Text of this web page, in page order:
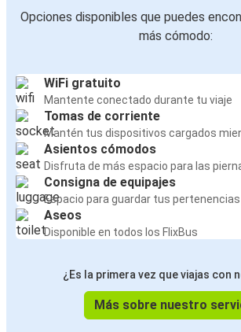
Opciones disponibles que puedes
más cómodo:
WiFi gratuito
Mantente conectado durante tu viaje
Tomas de corriente
Mantén tus dispositivos cargados
Asientos cómodos
Disfruta de más espacio para las
Consigna de equipajes
Espacio para guardar tus
Aseos
Disponible en todos los FlixBus
¿Es la primera vez que viajas con
Más sobre nuestro